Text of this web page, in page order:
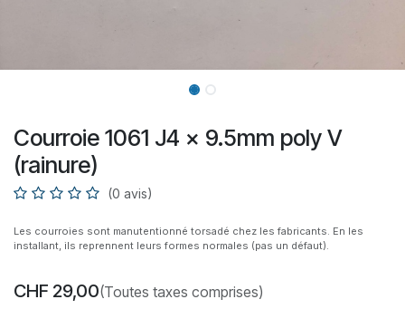
Courroie 1061 J4 x 9.5mm poly V
(rainure)
(0 avis)
Les courroies sont manutentionné torsadé chez les fabricants. En les
installant, ils reprennent leurs formes normales (pas un défaut).
CHF 29,00(Toutes taxes comprises)